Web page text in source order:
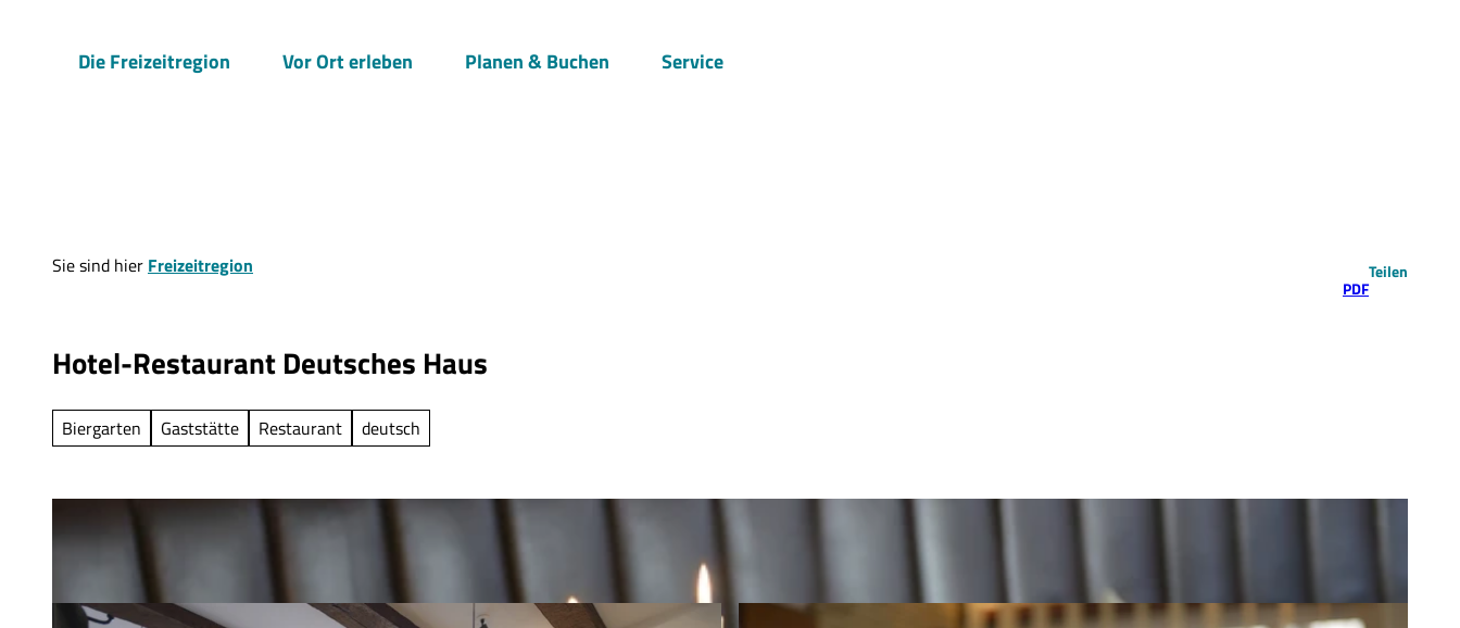
Die Freizeitregion Vor Ort erleben Planen & Buchen Service
Sie sind hier Freizeitregion
PDF
Teilen
Hotel-Restaurant Deutsches Haus
Biergarten Gaststätte Restaurant deutsch